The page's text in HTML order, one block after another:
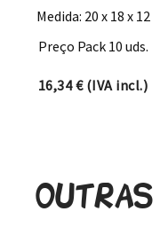
Medida: 20 x 18 x 12
Preço Pack 10 uds.
16,34€(IVA incl.)